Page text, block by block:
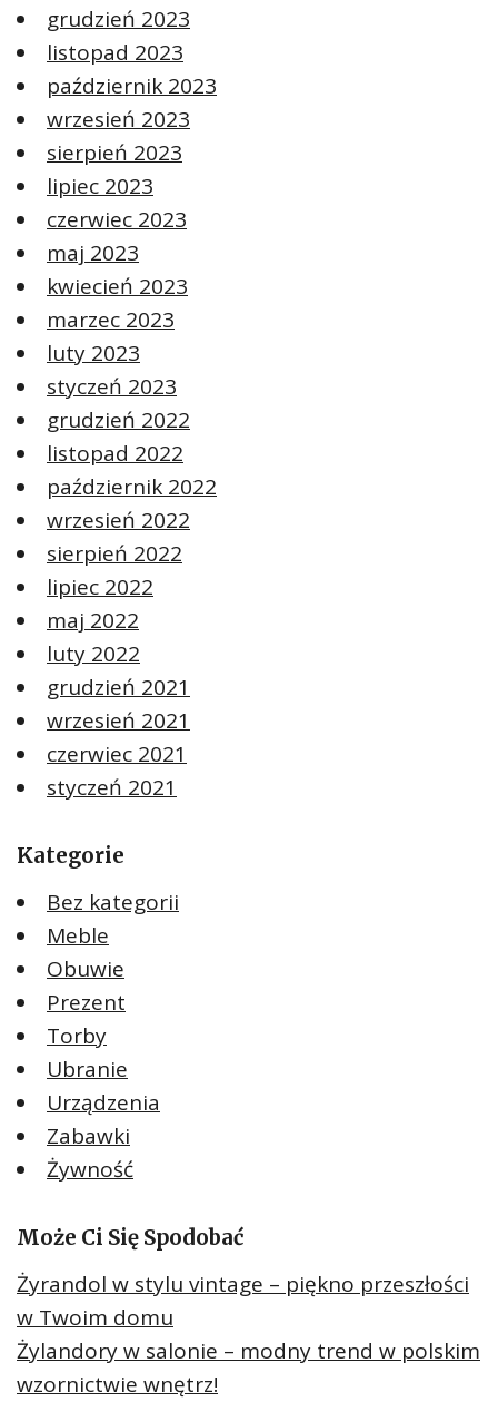
grudzień 2023
listopad 2023
październik 2023
wrzesień 2023
sierpień 2023
lipiec 2023
czerwiec 2023
maj 2023
kwiecień 2023
marzec 2023
luty 2023
styczeń 2023
grudzień 2022
listopad 2022
październik 2022
wrzesień 2022
sierpień 2022
lipiec 2022
maj 2022
luty 2022
grudzień 2021
wrzesień 2021
czerwiec 2021
styczeń 2021
Kategorie
Bez kategorii
Meble
Obuwie
Prezent
Torby
Ubranie
Urządzenia
Zabawki
Żywność
Może Ci Się Spodobać
Żyrandol w stylu vintage – piękno przeszłości
w Twoim domu
Żylandory w salonie – modny trend w polskim
wzornictwie wnętrz!